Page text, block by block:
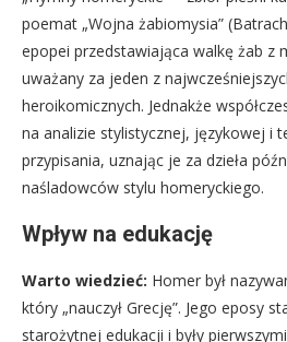
poemat „Wojna żabiomysia”
epopei przedstawiająca walkę żab z
uważany za jeden z
heroikomicznych. Jednakże
na analizie stylistycznej, językowej i
przypisania, uznając je za dzieła
naśladowców stylu homeryckiego.
Wpływ na edukację
Warto wiedzieć: Homer był
który „nauczył Grecję”. Jego eposy
starożytnej edukacji i były